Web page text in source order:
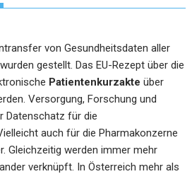
von Gesundheitsdaten aller
gestellt. Das EU-Rezept über die
Patientenkurzakte über
Versorgung, Forschung und
Datenschatz für die
auch für die Pharmakonzerne
Gleichzeitig werden immer mehr
verknüpft. In Österreich mehr als